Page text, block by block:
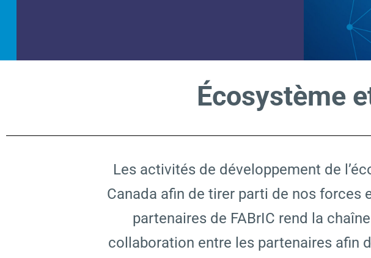
Écosystème
Les activités de développement de
Canada afin de tirer parti de nos forces
partenaires de FABrIC rend la
collaboration entre les partenaires afin